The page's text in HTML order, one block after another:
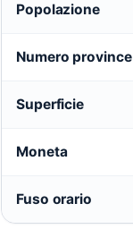
Popolazione
Numero province
Superficie
Moneta
Fuso orario